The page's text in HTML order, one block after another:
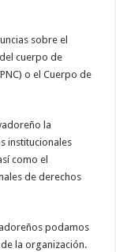
sobre el
cuerpo de
o el Cuerpo de
la
institucionales
como el
de derechos
podamos
la organización.